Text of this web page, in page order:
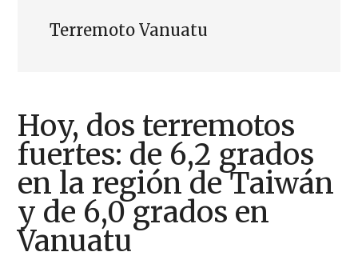
Terremoto Vanuatu
Hoy, dos terremotos
fuertes: de 6,2 grados
en la región de Taiwán
y de 6,0 grados en
Vanuatu